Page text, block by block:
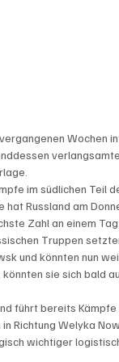
Wochen
im südlichen Teil
hat Russland am
Zahl an einem
Truppen
und könnten nun
könnten sie sich bald
führt bereits
in Richtung Welyka
wichtiger